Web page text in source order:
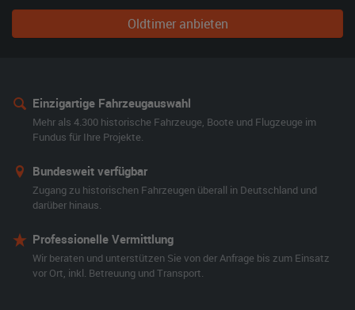
Oldtimer anbieten
Einzigartige Fahrzeugauswahl
Mehr als 4.300 historische Fahrzeuge, Boote und Flugzeuge im
Fundus für Ihre Projekte.
Bundesweit verfügbar
Zugang zu historischen Fahrzeugen überall in Deutschland und
darüber hinaus.
Professionelle Vermittlung
Wir beraten und unterstützen Sie von der Anfrage bis zum Einsatz
vor Ort, inkl. Betreuung und Transport.